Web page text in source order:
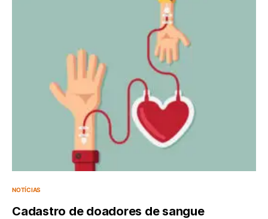
NOTÍCIAS
Cadastro de doadores de sangue